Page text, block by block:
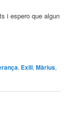
i espero que algun
, Exili,Màrius,